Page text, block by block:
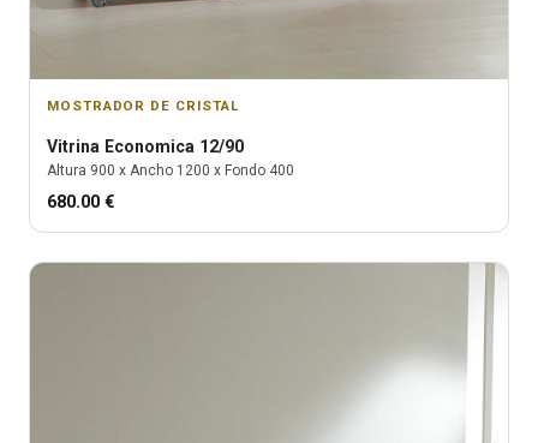
MOSTRADOR DE CRISTAL
Vitrina Economica 12/90
Altura 900 x Ancho 1200 x Fondo 400
680.00 €